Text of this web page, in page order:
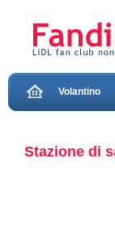
Volantino
Stazione di